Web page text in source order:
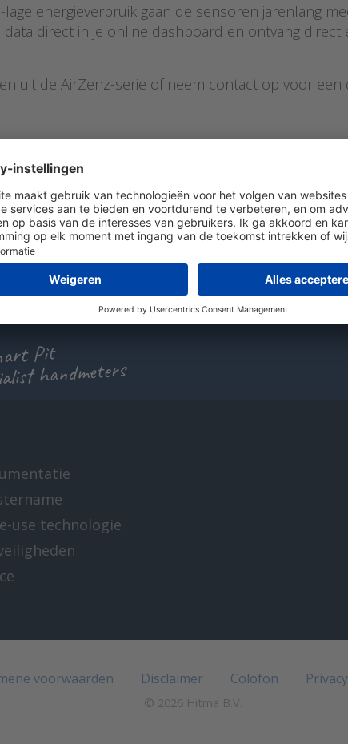
lage energieverbruik gaan de sensoren jarenlang
data direct in je online dashboard en ontvang
uit de AirZenz-serie of neem contact op voor
een vraag?
ons 036 - 535 0651
ons een e-mail
Chat met ons
Pit
handmeters
use technologie
voorwaarden Disclaimer Colofon
© 2026 Hitma B.V.